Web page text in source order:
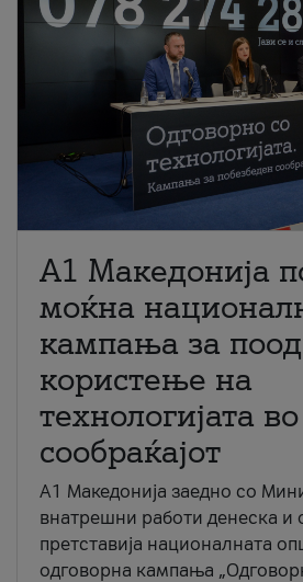
A1 Македонија
моќна
кампања за
користење на
технологијата во
сообраќајот
A1 Македонија заедно со
внатрешни работи денеска и
претставија националната
одговорна кампања